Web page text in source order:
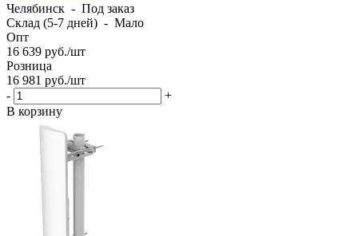
Челябинск - Под заказ
Склад (5-7 дней) - Мало
Опт
16 639 руб./шт
Розница
16 981 руб./шт
-
+
В корзину